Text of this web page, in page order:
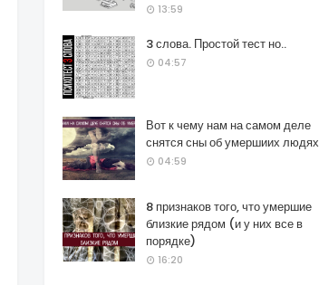
13:59
3 слова. Простой тест но..
04:57
Вот к чему нам на самом деле
снятся сны об умершиих людях
04:59
8 признаков того, что умершие
близкие рядом (и у них все в
порядке)
16:20